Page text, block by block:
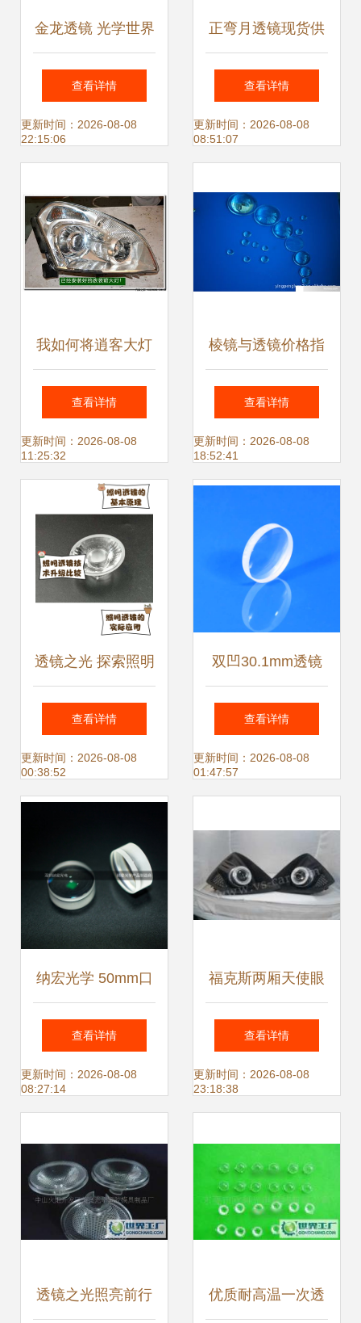
金龙透镜 光学世界
的艺术与科技交融
查看详情
更新时间：2026-08-08
22:15:06
正弯月透镜现货供
应 高性能光学透镜
的快速解决方案
查看详情
更新时间：2026-08-08
08:51:07
我如何将逍客大灯
改装为海拉5双光
透镜氙气大灯（高
清图解）
查看详情
更新时间：2026-08-08
11:25:32
棱镜与透镜价格指
南 LED大功率手电
筒透镜、汽车灯透
镜及灯具透镜批发
市场解析
查看详情
更新时间：2026-08-08
18:52:41
透镜之光 探索照明
领域的创新与应用
查看详情
更新时间：2026-08-08
00:38:52
双凹30.1mm透镜
光学科研实验中的
精密镀膜定制利器
查看详情
更新时间：2026-08-08
01:47:57
纳宏光学 50mm口
径平凹透镜的精密
设计与应用解析
查看详情
更新时间：2026-08-08
08:27:14
福克斯两厢天使眼
透镜雾灯 炫酷实用
改装指南
查看详情
更新时间：2026-08-08
23:18:38
透镜之光照亮前行 优质耐高温一次透